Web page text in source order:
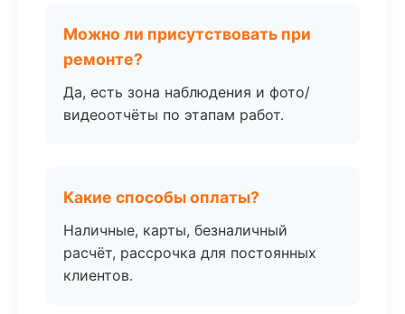
Можно ли присутствовать при
ремонте?
Да, есть зона наблюдения и фото/
видеоотчёты по этапам работ.
Какие способы оплаты?
Наличные, карты, безналичный
расчёт, рассрочка для постоянных
клиентов.